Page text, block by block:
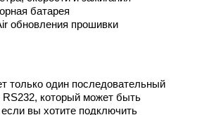
батарея
обновления прошивки
только один последовательный
RS232, который может быть
если вы хотите подключить